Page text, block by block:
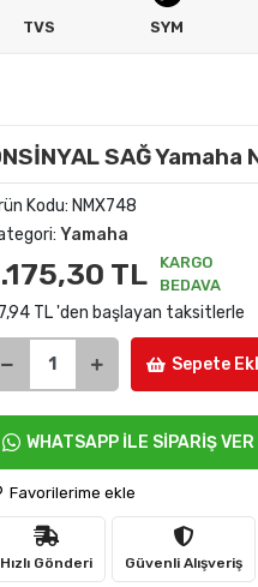
TVS SYM
SAĞ
Kodu: NMX748
Yamaha
TL
KARGO
BEDAVA
TL 'den başlayan taksitlerle
Sepete
WHATSAPP İLE SİPARİŞ VER
Favorilerime ekle
Hızlı Gönderi Güvenli Alışveriş